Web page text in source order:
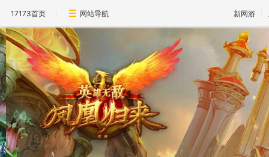
17173首页 网站导航 新网游